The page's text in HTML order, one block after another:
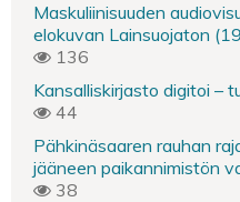
Maskuliinisuuden
elokuvan Lainsuojaton
136
Kansalliskirjasto digitoi –
44
Pähkinäsaaren rauhan
jääneen paikannimistön
38